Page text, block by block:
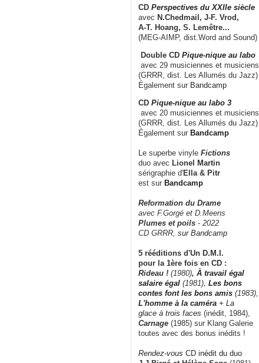
CD Perspectives du XXIIe siècle
avec N.Chedmail, J-F. Vrod,
A-T. Hoang, S. Lemêtre...
(MEG-AIMP, dist.Word and Sound)
Double CD Pique-nique au labo
avec 29 musiciennes et musiciens
(GRRR, dist. Les Allumés du Jazz)
Également sur Bandcamp
CD Pique-nique au labo 3
avec 20 musiciennes et musiciens
(GRRR, dist. Les Allumés du Jazz)
Également sur Bandcamp
Le superbe vinyle Fictions
duo avec Lionel Martin
sérigraphie d'Ella & Pitr
est sur Bandcamp
Reformation du Drame
avec F.Gorgé et D.Meens
Plumes et poils - 2022
CD GRRR, sur Bandcamp
5 rééditions d'Un D.M.I.
pour la 1ère fois en CD :
Rideau ! (1980), À travail égal
salaire égal (1981), Les bons
contes font les bons amis (1983),
L'homme à la caméra + La
glace à trois faces (inédit, 1984),
Carnage (1985) sur Klang Galerie
toutes avec des bonus inédits !
Rendez-vous CD inédit du duo